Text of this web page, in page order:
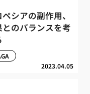
シアの副作用、
とのバランスを考
2023.04.05